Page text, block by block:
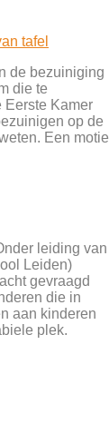
tafel
de bezuiniging
die te
Eerste Kamer
op de
Een motie
leiding van
Leiden)
gevraagd
die in
aan kinderen
plek.